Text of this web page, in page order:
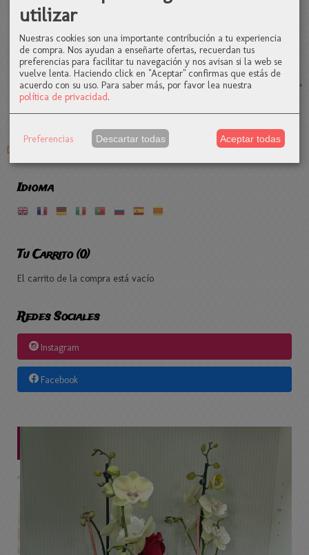
Idioma
Tu Carrito (0)
El carrito de la compra está vacío
Redes Sociales
Instagram
Facebook
siguiente plugin para el navegador disponible a través de este link:
http://tools.google.com/dlpage/gaoptout Más información acerca de
los términos y condiciones de uso y política de privacidad en las
condiciones de uso de Google Analytics o en las condiciones
generales de Google Analytics. Ten en cuenta que en esta página el
código de Google Analytics incluye la etiqueta “gat._anonymizeIp();”,
que asegura la recolección de direcciones IP de manera anónima
(máscara de IP).
Descargar a PDF
utilizar
Nuestras cookies son una importante contribución a tu experiencia
de compra. Nos ayudan a enseñarte ofertas, recuerdan tus
preferencias para facilitar tu navegación y nos avisan si la web se
vuelve lenta. Haciendo click en "Aceptar" confirmas que estás de
acuerdo con su uso. Para saber más, por favor lea nuestra
política de privacidad.
Preferencias Descartar todas Aceptar todas